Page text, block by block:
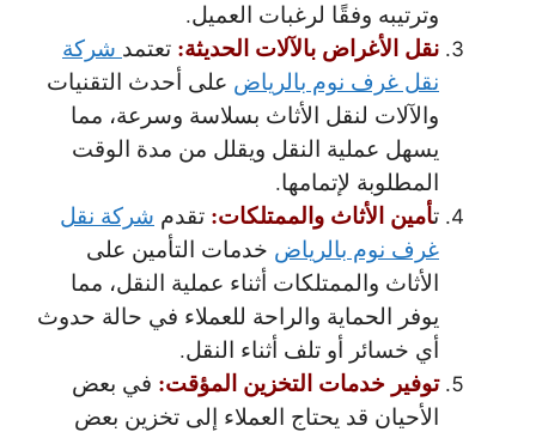
وترتيبه وفقًا لرغبات العميل.
نقل الأغراض بالآلات الحديثة: تعتمد شركة
نقل غرف نوم بالرياض على أحدث التقنيات
والآلات لنقل الأثاث بسلاسة وسرعة، مما
يسهل عملية النقل ويقلل من مدة الوقت
المطلوبة لإتمامها.
تأمين الأثاث والممتلكات: تقدم شركة نقل
غرف نوم بالرياض خدمات التأمين على
الأثاث والممتلكات أثناء عملية النقل، مما
يوفر الحماية والراحة للعملاء في حالة حدوث
أي خسائر أو تلف أثناء النقل.
توفير خدمات التخزين المؤقت: في بعض
الأحيان قد يحتاج العملاء إلى تخزين بعض